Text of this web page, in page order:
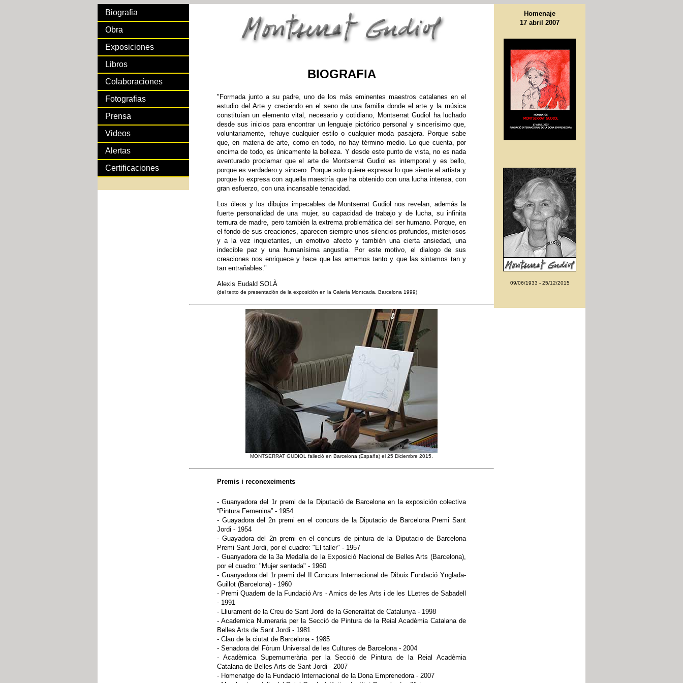
Biografia
Obra
Exposiciones
Libros
Colaboraciones
Fotografias
Prensa
Videos
Alertas
Certificaciones
BIOGRAFIA
"Formada junto a su padre, uno de los más eminentes maestros catalanes en el
estudio del Arte y creciendo en el seno de una familia donde el arte y la música
constituían un elemento vital, necesario y cotidiano, Montserrat Gudiol ha luchado
desde sus inicios para encontrar un lenguaje pictórico personal y sincerísimo que,
voluntariamente, rehuye cualquier estilo o cualquier moda pasajera. Porque sabe
que, en materia de arte, como en todo, no hay término medio. Lo que cuenta, por
encima de todo, es únicamente la belleza. Y desde este punto de vista, no es nada
aventurado proclamar que el arte de Montserrat Gudiol es intemporal y es bello,
porque es verdadero y sincero. Porque solo quiere expresar lo que siente el artista y
porque lo expresa con aquella maestría que ha obtenido con una lucha intensa, con
gran esfuerzo, con una incansable tenacidad.
Los óleos y los dibujos impecables de Montserrat Gudiol nos revelan, además la
fuerte personalidad de una mujer, su capacidad de trabajo y de lucha, su infinita
ternura de madre, pero también la extrema problemática del ser humano. Porque, en
el fondo de sus creaciones, aparecen siempre unos silencios profundos, misteriosos
y a la vez inquietantes, un emotivo afecto y también una cierta ansiedad, una
indecible paz y una humanísima angustia. Por este motivo, el dialogo de sus
creaciones nos enriquece y hace que las amemos tanto y que las sintamos tan y
tan entrañables."
Alexis Eudald SOLÀ
(del texto de presentación de la exposición en la Galería Montcada. Barcelona 1999)
MONTSERRAT GUDIOL falleció en Barcelona (España) el 25 Diciembre 2015.
Premis i reconexeiments
- Guanyadora del 1r premi de la Diputació de Barcelona en la exposición colectiva
“Pintura Femenina” - 1954
- Guayadora del 2n premi en el concurs de la Diputacio de Barcelona Premi Sant
Jordi - 1954
- Guayadora del 2n premi en el concurs de pintura de la Diputacio de Barcelona
Premi Sant Jordi, por el cuadro: "El taller" - 1957
- Guanyadora de la 3a Medalla de la Exposició Nacional de Belles Arts (Barcelona),
por el cuadro: "Mujer sentada" - 1960
- Guanyadora del 1r premi del II Concurs Internacional de Dibuix Fundació Ynglada-
Guillot (Barcelona) - 1960
- Premi Quadern de la Fundació Ars - Amics de les Arts i de les LLetres de Sabadell
- 1991
- Lliurament de la Creu de Sant Jordi de la Generalitat de Catalunya - 1998
- Academica Numeraria per la Secció de Pintura de la Reial Acadèmia Catalana de
Belles Arts de Sant Jordi - 1981
- Clau de la ciutat de Barcelona - 1985
- Senadora del Fòrum Universal de les Cultures de Barcelona - 2004
- Acadèmica Supernumerària per la Secció de Pintura de la Reial Acadèmia
Catalana de Belles Arts de Sant Jordi - 2007
- Homenatge de la Fundació Internacional de la Dona Emprenedora - 2007
Homenaje
17 abril 2007
09/06/1933 - 25/12/2015